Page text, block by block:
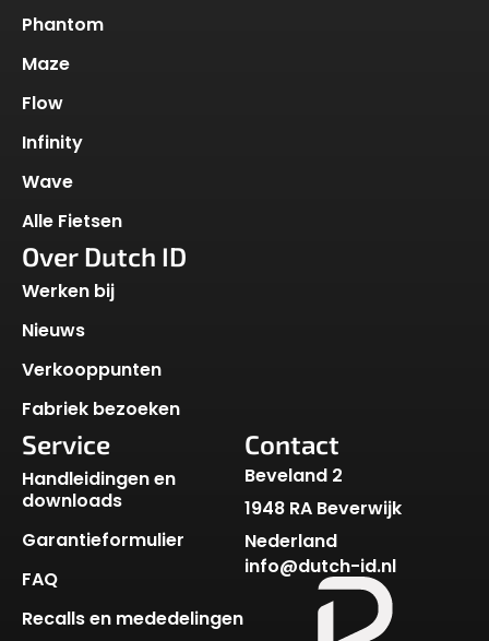
Phantom
Maze
Flow
Infinity
Wave
Alle Fietsen
Over Dutch ID
Werken bij
Nieuws
Verkooppunten
Fabriek bezoeken
Service
Handleidingen en
downloads
Garantieformulier
FAQ
Recalls en mededelingen
Contact
Beveland 2
1948 RA Beverwijk
Nederland
info@dutch-id.nl